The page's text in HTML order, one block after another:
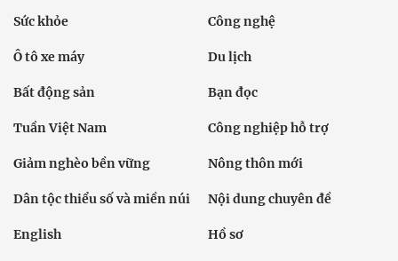
Sức khỏe Công nghệ
Ô tô xe máy Du lịch
Bất động sản Bạn đọc
Tuần Việt Nam Công nghiệp hỗ trợ
Giảm nghèo bền vững Nông thôn mới
Dân tộc thiểu số và miền núi Nội dung chuyên đề
English Hồ sơ